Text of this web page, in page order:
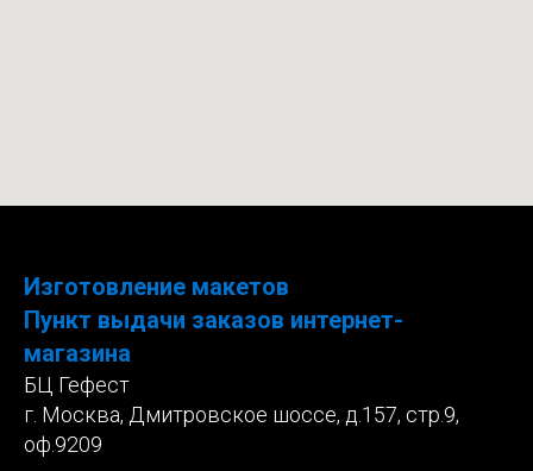
Изготовление макетов
Пункт выдачи заказов интернет-
магазина
БЦ Гефест
г. Москва, Дмитровское шоссе, д.157, стр.9,
оф.9209